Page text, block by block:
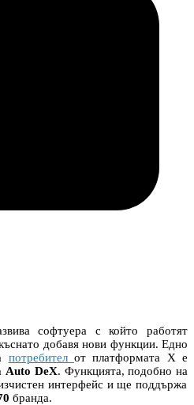
софтуера с който работят
добавя нови функции. Едно
потребител от платформата X е
Auto DeX. Функцията, подобно на
интерфейс и ще поддържа
бранда.